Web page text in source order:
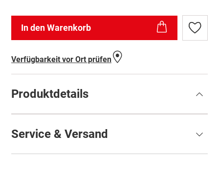
In den Warenkorb
Zur
Verfügbarkeit vor Ort prüfen
Produktdetails
Service & Versand